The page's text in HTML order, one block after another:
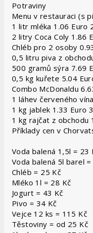
Potraviny
Menu v restauraci (s
1 litr mléka 1.06 Euro
2 litry Coca Coly 1.86
Chléb pro 2 osoby
0,5 litru piva z
500 gramů sýra 7.69
0,5 kg kuřete 5.04
Combo McDonaldu
1 láhev červeného
1 kg jablek 1.33 Euro
1 kg rajčat z obchodu
Příklady cen v
Voda balená 1,5l = 23
Voda balená 5l barel
Chléb = 25 Kč
Mléko 1l = 28 Kč
Jogurt = 43 Kč
Pivo = 34 Kč
Vejce 12 ks = 115 Kč
Těstoviny = od 25 Kč